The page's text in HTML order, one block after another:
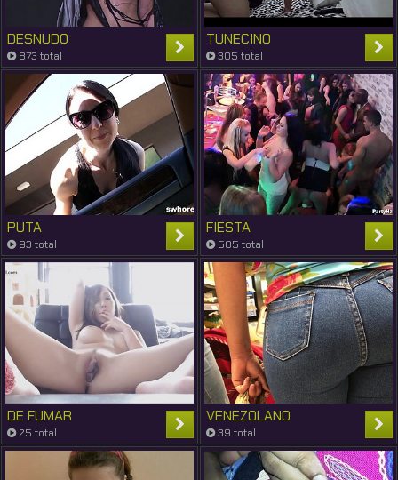
DESNUDO
873 total
TUNECINO
305 total
PUTA
93 total
FIESTA
505 total
DE FUMAR
25 total
VENEZOLANO
39 total